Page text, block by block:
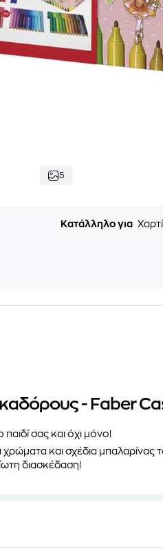
5
Κατάλληλο για
- Faber
παιδί σας και όχι μόνο!
χρώματα και σχέδια μπαλαρίνας
διασκέδαση!